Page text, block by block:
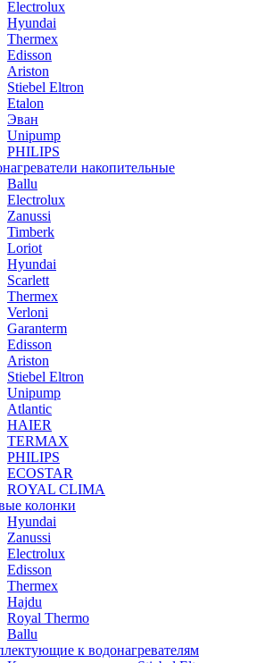
Electrolux
Hyundai
Thermex
Edisson
Ariston
Stiebel Eltron
Etalon
Эван
Unipump
PHILIPS
накопительные
Ballu
Electrolux
Zanussi
Timberk
Loriot
Hyundai
Scarlett
Thermex
Verloni
Garanterm
Edisson
Ariston
Stiebel Eltron
Unipump
Atlantic
HAIER
TERMAX
PHILIPS
ECOSTAR
ROYAL CLIMA
колонки
Hyundai
Zanussi
Electrolux
Edisson
Thermex
Hajdu
Royal Thermo
Ballu
к водонагревателям